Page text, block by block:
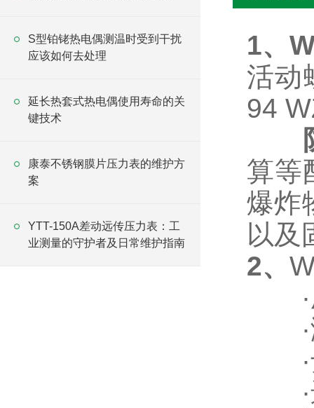
S型铂铑热电偶测温时受到干扰
应该如何去处理
延长热套式热电偶使用寿命的关
键技术
康泰不锈钢膜片压力表的维护方
案
YTT-150A差动远传压力表：工
业测量的守护者及日常维护指南
1、
活动
94
算等
爆炸
以及
2、
·
·
·
·进